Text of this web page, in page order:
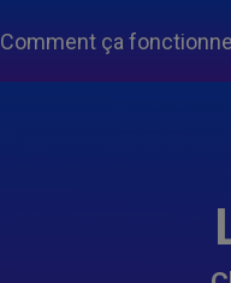
Comment ça fonctionne